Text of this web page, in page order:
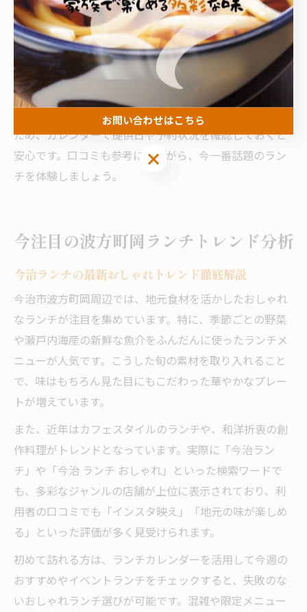
例えば、「波止浜 ランチ」や「波方 カフェ」で検索し、
各店舗のカレンダーや公式SNSをフォローすることで、
最新情報をリアルタイムで得ることができます。新しい
ランチメニューは地元の旬の食材を使ったものが多く、
訪れるたびに新しい発見があります。
また、人気の新着ランチは混雑や売り切れが予想される
ため、カレンダーで提供日や予約状況を確認しておくと
安心です。口コミも参考にしながら、今一番話題のラン
チを体験しましょう。
今注目の波方町岡ランチトレンド分析
今治ランチの最新おしゃれトレンド徹底解説
今治市波方町岡周辺では、地元食材を活かしたおしゃれ
なランチが注目を集めています。特に、季節ごとの野菜
や瀬戸内海産の新鮮な魚介をふんだんに使ったランチメ
ニューが人気です。こうした旬の素材を取り入れること
で、味はもちろん見た目にもこだわった華やかなプレー
トが増えています。
また、近年はカフェスタイルのランチや、和洋折衷の創
作料理がトレンドとなっています。実際に「今治ラン
チ」や「今治 ランチ おしゃれ」といった検索ワードで
も、多彩なジャンルの店舗が上位に表示されており、利
用者の口コミでも「インスタ映え」「地元の味が楽しめ
る」といった評価が多く見受けられます。
初めて訪れる方は、ランチカレンダーを活用して今週の
おすすめやイベントランチをチェックすると、失敗のな
いおしゃれランチ選びが可能です。混雑や限定メニュー
お問い合わせはこちら
お問い合わせはこちら